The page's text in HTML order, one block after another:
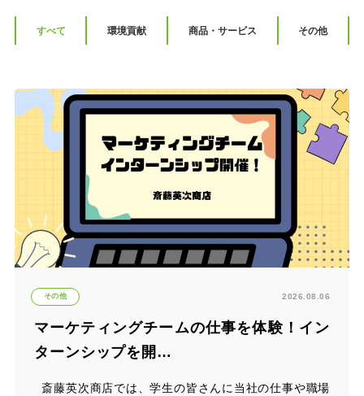
すべて 環境貢献 商品・サービス その他
その他 2026.08.06
マーケティングチームの仕事を体験！イン
ターンシップを開…
斎藤英次商店では、学生の皆さんに当社の仕事や職場